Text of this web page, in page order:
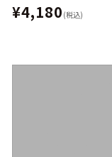
¥4,180 (税込)